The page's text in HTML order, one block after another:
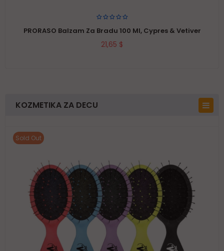
PRORASO Balzam Za Bradu 100 Ml, Cypres & Vetiver
21,65 $
KOZMETIKA ZA DECU
Sold Out